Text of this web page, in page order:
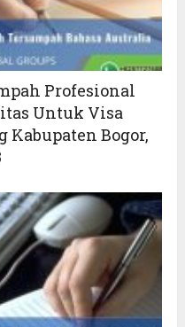
Profesional
Untuk Visa
Bogor,